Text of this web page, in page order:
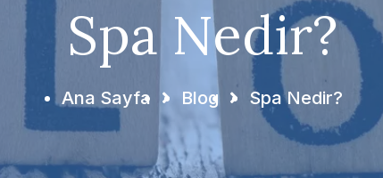
Spa Nedir?
Ana Sayfa Blog Spa Nedir?